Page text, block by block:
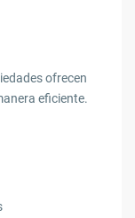
ofrecen
eficiente.